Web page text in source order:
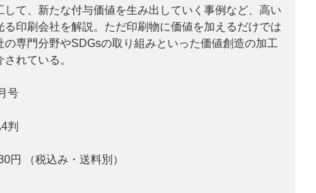
して、新たな付与価値を生み出していく事例など、高い
る印刷会社を解説。ただ印刷物に価値を加えるだけでは
の専門分野やSDGsの取り組みといった価値創造の加工
れている。
号
判
円 （税込み・送料別）